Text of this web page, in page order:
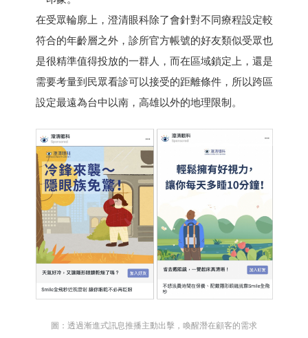
在受眾輪廓上，澄清眼科除了會針對不同療程設定較
符合的年齡層之外，診所官方帳號的好友類似受眾也
是很精準值得投放的一群人，而在區域鎖定上，還是
需要考量到民眾看診可以接受的距離條件，所以跨區
設定最遠為台中以南，高雄以外的地理限制。
圖：透過漸進式訊息推播主動出擊，喚醒潛在顧客的需求